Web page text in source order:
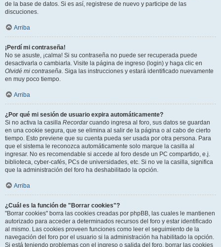
de la base de datos. Si es así, registrese de nuevo y participe de las
discuciones.
Arriba
¡Perdí mi contraseña!
No se asuste, ¡calma! Si su contraseña no puede ser recuperada puede
desactivarla o cambiarla. Visite la página de ingreso (login) y haga clic en
Olvidé mi contraseña. Siga las instrucciones y estará identificado nuevamente
en muy poco tiempo.
Arriba
¿Por qué mi sesión de usuario expira automáticamente?
Si no activa la casilla Recordarcuando ingresa al foro, sus datos se guardan
en una cookie segura, que se elimina al salir de la página o al cabo de cierto
tiempo. Esto previene que su cuenta pueda ser usada por otra persona. Para
que el sistema le reconozca automáticamente solo marque la casilla al
ingresar. No es recomendable si accede al foro desde un PC compartido, e.j.
biblioteca, cyber-cafés, PCs de universidades, etc. Si no ve la casilla, significa
que la administración del foro ha deshabilitado la opción.
Arriba
¿Cuál es la función de "Borrar cookies"?
"Borrar cookies" borra las cookies creadas por phpBB, las cuales le mantienen
autorizado para acceder a determinados recursos del foro y estar identificado
al mismo. Las cookies proveen funciones como leer el seguimiento de la
navegación del foro por el usuario si la administración ha habilitado la opción.
Si está teniendo problemas con el ingreso o salida del foro, borrar las cookies